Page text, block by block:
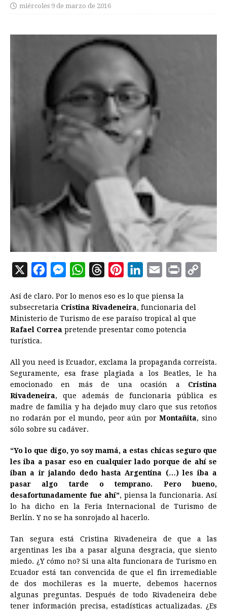
miércoles 9 de marzo de 2016
X
c
e
b
o
k
M
s
s
e
g
e
W
a
t
s
p
p
r
e
a
s
n
t
e
e
s
n
k
e
I
a
i
l
i
n
t
n
k
Así de claro. Por lo menos eso es lo que piensa la
subsecretaria Cristina Rivadeneira, funcionaria del
Ministerio de Turismo de ese paraíso tropical al que
Rafael Correa pretende presentar como potencia
turística.
All you need is Ecuador, exclama la propaganda correísta.
Seguramente, esa frase plagiada a los Beatles, le ha
emocionado en más de una ocasión a Cristina
Rivadeneira, que además de funcionaria pública es
madre de familia y ha dejado muy claro que sus retoños
no rodarán por el mundo, peor aún porMontañita, sino
sólo sobre su cadáver.
“Yo lo que digo, yo soy mamá, a estas chicas seguro que
les iba a pasar eso en cualquier lado porque de ahí se
iban a ir jalando dedo hasta Argentina (…) les iba a
pasar algo tarde o temprano. Pero bueno,
desafortunadamente fue ahí”, piensa la funcionaria. Así
lo ha dicho en la Feria Internacional de Turismo de
Berlín. Y no se ha sonrojado al hacerlo.
Tan segura está Cristina Rivadeneira de que a las
argentinas les iba a pasar alguna desgracia, que siento
miedo. ¿Y cómo no? Si una alta funcionara de Turismo en
Ecuador está tan convencida de que el fin irremediable
de dos mochileras es la muerte, debemos hacernos
algunas preguntas. Después de todo Rivadeneira debe
tener información precisa, estadísticas actualizadas. ¿Es